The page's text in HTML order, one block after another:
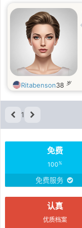
Ritabenson38 岁
1
免费
100%
免费服务
认真
优质档案